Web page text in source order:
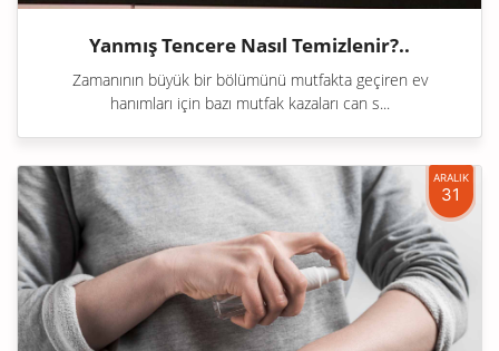
Yanmış Tencere Nasıl Temizlenir?..
Zamanının büyük bir bölümünü mutfakta geçiren ev
hanımları için bazı mutfak kazaları can s...
ARALIK
31